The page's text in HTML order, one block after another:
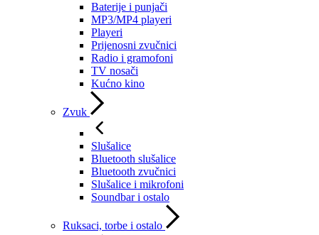
Baterije i punjači
MP3/MP4 playeri
Playeri
Prijenosni zvučnici
Radio i gramofoni
TV nosači
Kućno kino
Zvuk
Slušalice
Bluetooth slušalice
Bluetooth zvučnici
Slušalice i mikrofoni
Soundbar i ostalo
Ruksaci, torbe i ostalo